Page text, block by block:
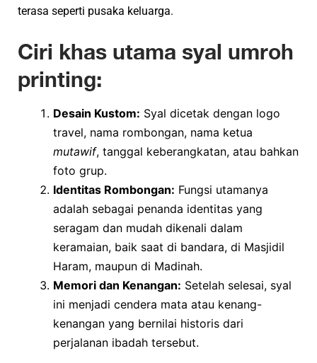
terasa seperti pusaka keluarga.
Ciri khas utama syal umroh
printing:
Desain Kustom: Syal dicetak dengan logo
travel, nama rombongan, nama ketua
mutawif, tanggal keberangkatan, atau bahkan
foto grup.
Identitas Rombongan: Fungsi utamanya
adalah sebagai penanda identitas yang
seragam dan mudah dikenali dalam
keramaian, baik saat di bandara, di Masjidil
Haram, maupun di Madinah.
Memori dan Kenangan: Setelah selesai, syal
ini menjadi cendera mata atau kenang-
kenangan yang bernilai historis dari
perjalanan ibadah tersebut.